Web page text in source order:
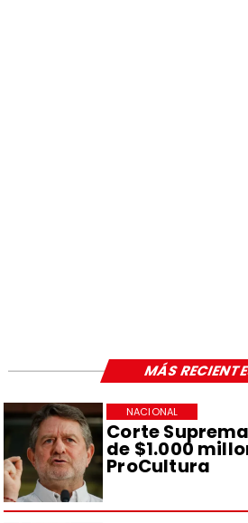
Corte
de $1.000
ProCultura
NACIONAL
MÁS